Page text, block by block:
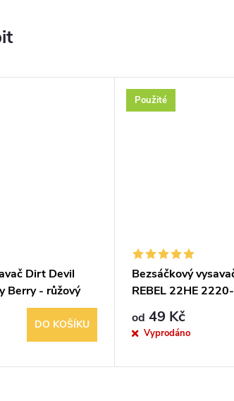
Dirt Devil
Berry - růžový
DO KOŠÍKU
Použité
Bezsáčkový
REBEL 22HE
díly příslušenství
od 49 Kč
Vyprodáno